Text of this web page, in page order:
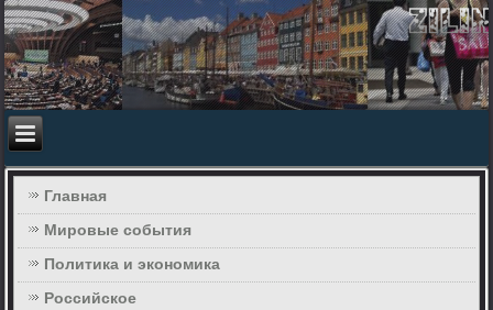
Главная
Мировые события
Политика и экономика
Российское